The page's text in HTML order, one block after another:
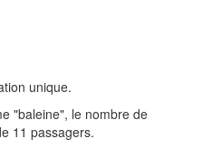
unique.
"baleine", le nombre de
11 passagers.